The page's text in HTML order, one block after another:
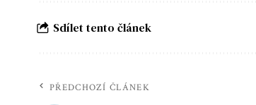
Sdílet tento článek
PŘEDCHOZÍ ČLÁNEK